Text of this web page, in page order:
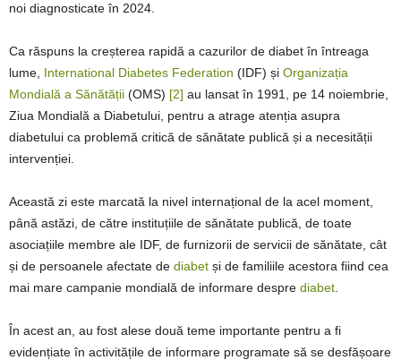
noi diagnosticate în 2024.
Ca răspuns la creșterea rapidă a cazurilor de diabet în întreaga
lume, International Diabetes Federation (IDF) și Organizația
Mondială a Sănătății (OMS) [2] au lansat în 1991, pe 14 noiembrie,
Ziua Mondială a Diabetului, pentru a atrage atenția asupra
diabetului ca problemă critică de sănătate publică și a necesității
intervenției.
Această zi este marcată la nivel internațional de la acel moment,
până astăzi, de către instituțiile de sănătate publică, de toate
asociațiile membre ale IDF, de furnizorii de servicii de sănătate, cât
și de persoanele afectate de diabet și de familiile acestora fiind cea
mai mare campanie mondială de informare despre diabet
În acest an, au fost alese două teme importante pentru a fi
evidențiate în activitățile de informare programate să se desfășoare